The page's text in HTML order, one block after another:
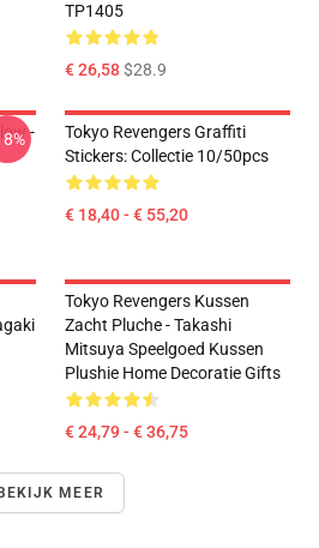
TP1405
€ 26,58$28.9
-
Tokyo Revengers Graffiti
Stickers: Collectie 10/50pcs
€ 18,40 - € 55,20
Tokyo Revengers Kussen
Zacht Pluche - Takashi
Mitsuya Speelgoed Kussen
Plushie Home Decoratie Gifts
€ 24,79 - € 36,75
BEKIJK MEER